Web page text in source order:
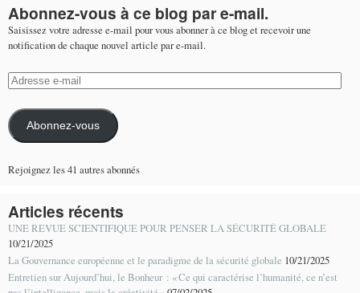
Abonnez-vous à ce blog par e-mail.
Saisissez votre adresse e-mail pour vous abonner à ce blog et recevoir une
notification de chaque nouvel article par e-mail.
Adresse
e-
mail
Abonnez-vous
Rejoignez les 41 autres abonnés
Articles récents
UNE REVUE SCIENTIFIQUE POUR PENSER LA SÉCURITÉ GLOBALE
10/21/2025
La Gouvernance européenne et le paradigme de la sécurité globale 10/21/2025
Entretien sur Aujourd’hui, le Bonheur : « Ce qui caractérise l’humanité, ce n’est